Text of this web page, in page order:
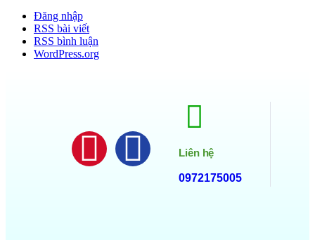
Đăng nhập
RSS bài viết
RSS bình luận
WordPress.org
Liên hệ
0972175005